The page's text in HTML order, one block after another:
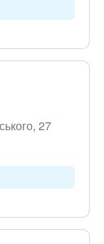
27